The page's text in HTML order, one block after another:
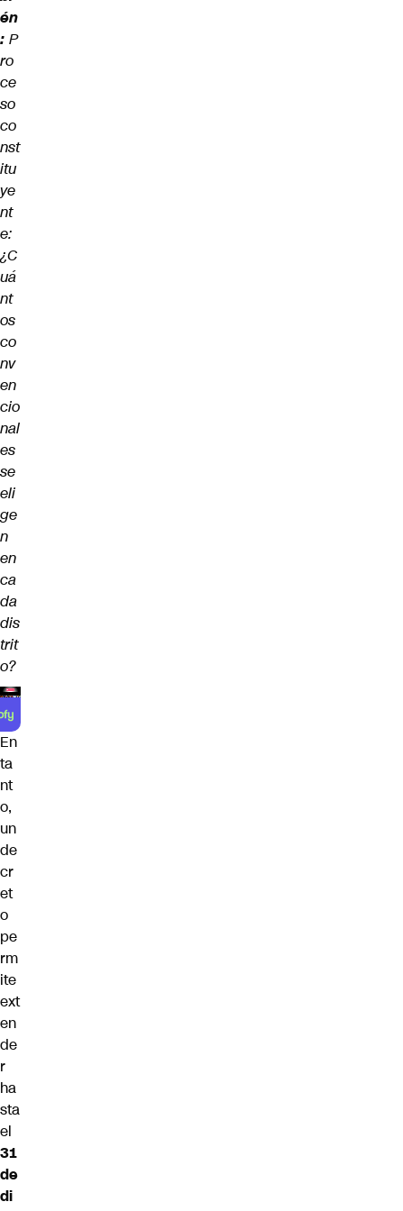
én
: P
ro
ce
so
co
nst
itu
ye
nt
e:
¿C
uá
nt
os
co
nv
en
cio
nal
es
se
eli
ge
n
en
ca
da
dis
trit
o?
En
ta
nt
o,
un
de
cr
et
o
pe
rm
ite
ext
en
de
r
ha
sta
el
31
de
di